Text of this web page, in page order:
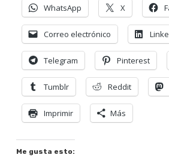
WhatsApp X
Correo electrónico
Telegram Pinterest
Tumblr Reddit
Imprimir Más
Me gusta esto: